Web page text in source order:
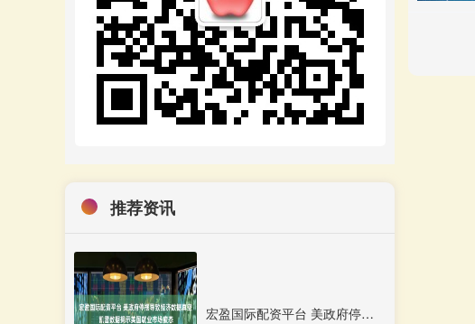
推荐资讯
宏盈国际配资平台 美政府停摆导致经济数据真空 凯雷数据揭示美国就业市场疲态